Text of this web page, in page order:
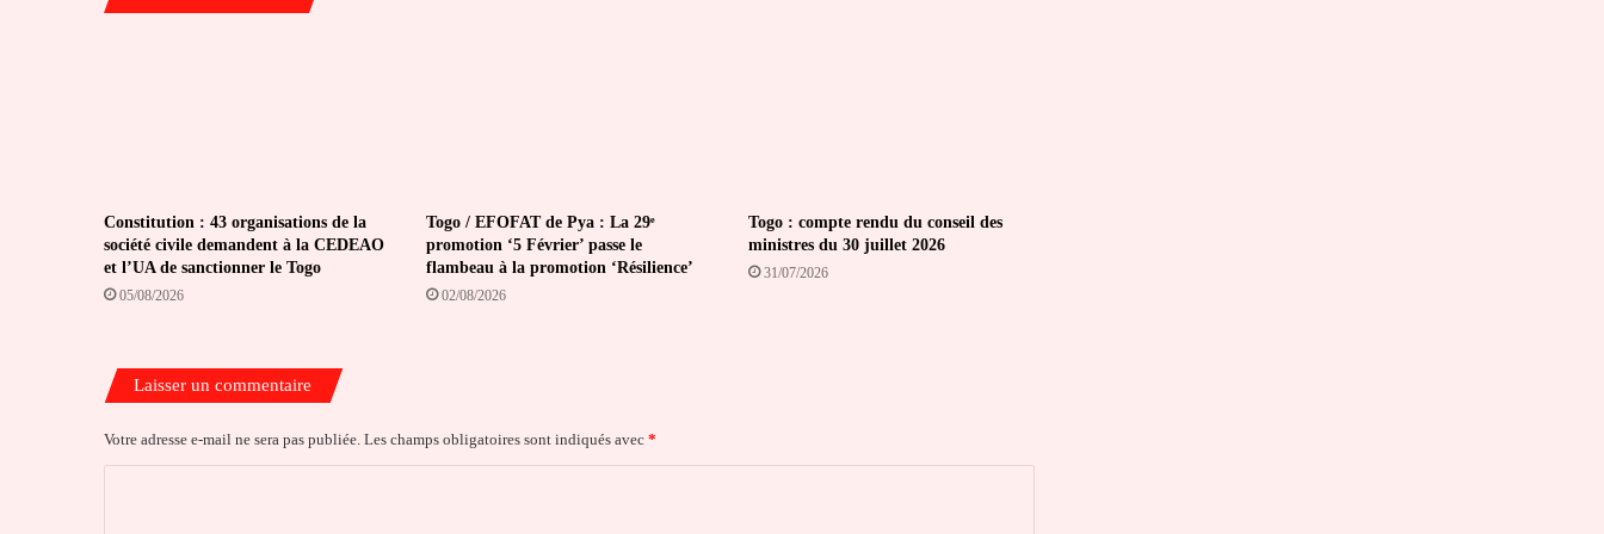
Constitution : 43 organisations de la
société civile demandent à la CEDEAO
et l’UA de sanctionner le Togo
05/08/2026
Togo / EFOFAT de Pya : La 29ᵉ
promotion ‘5 Février’ passe le
flambeau à la promotion ‘Résilience’
02/08/2026
Togo : compte rendu du conseil des
ministres du 30 juillet 2026
31/07/2026
Laisser un commentaire
Votre adresse e-mail ne sera pas publiée. Les champs obligatoires sont indiqués avec *